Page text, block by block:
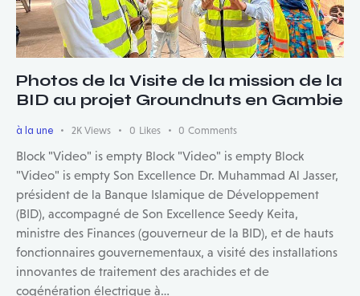
Photos de la Visite de la mission de la
BID au projet Groundnuts en Gambie
à la une 2K Views 0 Likes 0 Comments
Block "Video" is empty Block "Video" is empty Block
"Video" is empty Son Excellence Dr. Muhammad Al Jasser,
président de la Banque Islamique de Développement
(BID), accompagné de Son Excellence Seedy Keita,
ministre des Finances (gouverneur de la BID), et de hauts
fonctionnaires gouvernementaux, a visité des installations
innovantes de traitement des arachides et de
cogénération électrique à…